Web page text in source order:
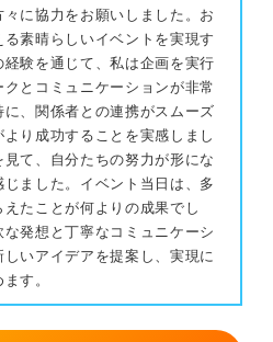
に協力をお願いしました。お
素晴らしいイベントを実現す
験を通じて、私は企画を実行
とコミュニケーションが非常
、関係者との連携がスムーズ
り成功することを実感しまし
て、自分たちの努力が形にな
ました。イベント当日は、多
たことが何よりの成果でし
発想と丁寧なコミュニケーシ
いアイデアを提案し、実現に
す。